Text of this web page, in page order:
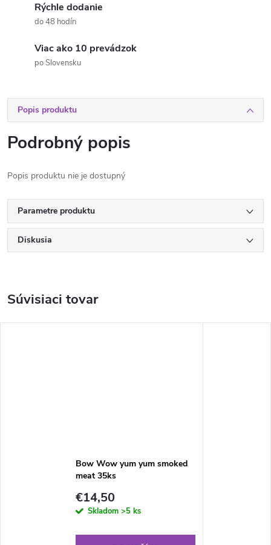
Rýchle dodanie
do 48 hodín
Viac ako 10 prevádzok
po Slovensku
Popis produktu
Podrobný popis
Popis produktu nie je dostupný
Parametre produktu
Diskusia
Súvisiaci tovar
Bow Wow yum yum smoked
meat 35ks
€14,50
Skladom >5 ks